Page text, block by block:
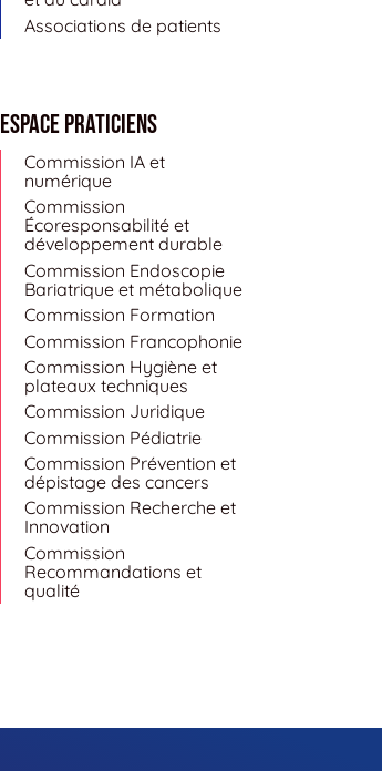
Associations de patients
Espace Praticiens
Commission IA et
numérique
Commission
Écoresponsabilité et
développement durable
Commission Endoscopie
Bariatrique et métabolique
Commission Formation
Commission Francophonie
Commission Hygiène et
plateaux techniques
Commission Juridique
Commission Pédiatrie
Commission Prévention et
dépistage des cancers
Commission Recherche et
Innovation
Commission
Recommandations et
qualité